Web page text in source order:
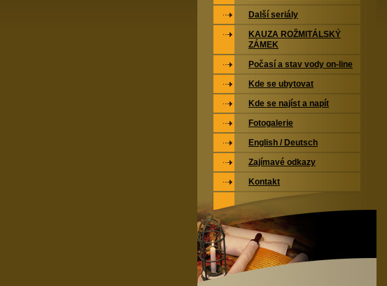
Další seriály
KAUZA ROŽMITÁLSKÝ
ZÁMEK
Počasí a stav vody on-line
Kde se ubytovat
Kde se najíst a napít
Fotogalerie
English / Deutsch
Zajímavé odkazy
Kontakt